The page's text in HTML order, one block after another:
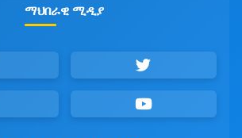
ማህበራዊ ሚዲያ